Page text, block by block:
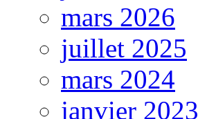
mars 2026
juillet 2025
mars 2024
janvier 2023